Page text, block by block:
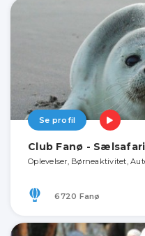
Se profil
Club Fanø - Sælsafari
Oplevelser, Børneaktivitet,
6720 Fanø